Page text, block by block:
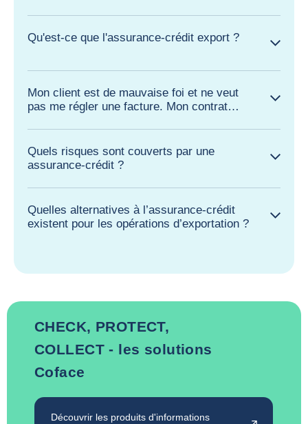
Qu'est-ce que l'assurance-crédit export ?
Mon client est de mauvaise foi et ne veut
pas me régler une facture. Mon contrat
indemnisé ?
Quels risques sont couverts par une
assurance-crédit ?
Quelles alternatives à l’assurance-crédit
existent pour les opérations d’exportation ?
CHECK, PROTECT,
COLLECT - les solutions
Coface
Découvrir les produits d'informations